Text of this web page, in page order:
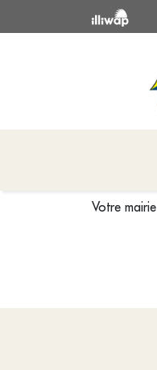
Votre mairie